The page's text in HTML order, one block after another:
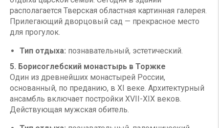
располагается Тверская областная картинная галерея.
Прилегающий дворцовый сад — прекрасное место
для прогулок.
Тип отдыха: познавательный, эстетический.
5. Борисоглебский монастырь в Торжке
Один из древнейших монастырей России,
основанный, по преданию, в XI веке. Архитектурный
ансамбль включает постройки XVII-XIX веков.
Действующая мужская обитель.